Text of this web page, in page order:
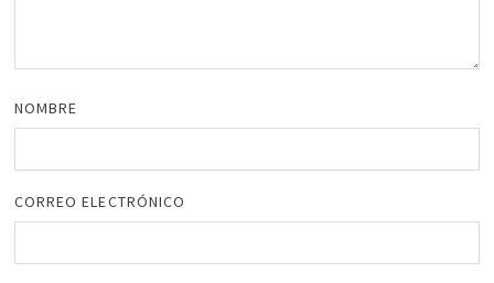
NOMBRE
CORREO ELECTRÓNICO